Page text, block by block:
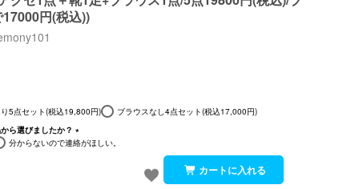
円(税込))
5点セット(税込19,800円)
ブラウスなし4点セット(税込17,000円)
ら選びましたか？
(必
分からないので連絡がほしい。